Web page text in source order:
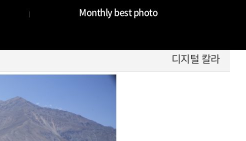
Monthly best photo
디지털 칼라